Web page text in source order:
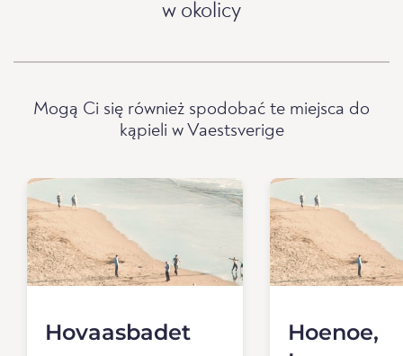
w okolicy
Mogą Ci się również spodobać te miejsca do
kąpieli w Vaestsverige
Hovaasbadet
Hoenoe,